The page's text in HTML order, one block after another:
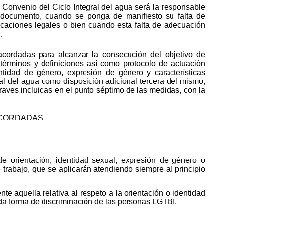
del Ciclo Integral del agua será la responsable
cuando se ponga de manifiesto su falta de
legales o bien cuando esta falta de adecuación
para alcanzar la consecución del objetivo de
y definiciones así como protocolo de actuación
de género, expresión de género y características
del agua como disposición adicional tercera del mismo,
incluidas en el punto séptimo de las medidas, con la
orientación, identidad sexual, expresión de género o
que se aplicarán atendiendo siempre al principio
aquella relativa al respeto a la orientación o identidad
forma de discriminación de las personas LGTBI.